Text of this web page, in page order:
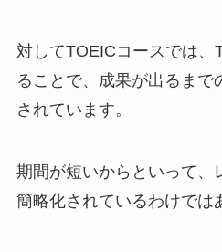
対してTOEICコースでは、
ることで、成果が出るまで
されています。
期間が短いからといって、
簡略化されているわけでは